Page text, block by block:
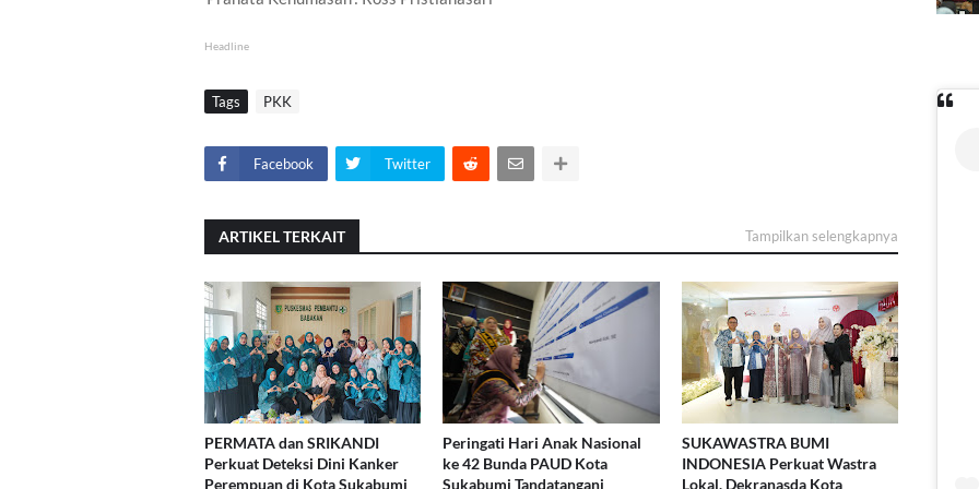
Headline
Tags PKK
Facebook Twitter
ARTIKEL TERKAIT Tampilkan selengkapnya
PERMATA dan SRIKANDI
Perkuat Deteksi Dini Kanker
Perempuan di Kota Sukabumi
Peringati Hari Anak Nasional
ke 42 Bunda PAUD Kota
Sukabumi Tandatangani
SUKAWASTRA BUMI
INDONESIA Perkuat Wastra
Lokal, Dekranasda Kota